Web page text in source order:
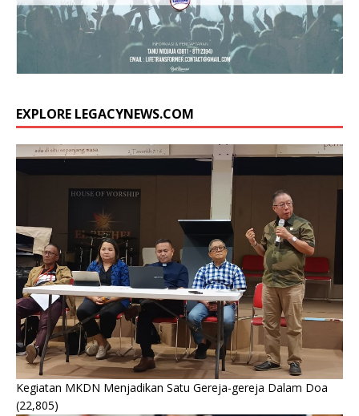
EXPLORE LEGACYNEWS.COM
Kegiatan MKDN Menjadikan Satu Gereja-gereja Dalam Doa
(22,805)